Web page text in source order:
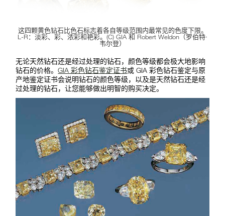
这四颗黄色钻石比色石标志着各自等级范围内最常见的色度下限。
L-R：淡彩、彩、浓彩和艳彩。(C) GIA 和 Robert Weldon（罗伯特·
韦尔登）
无论天然钻石还是经过处理的钻石，颜色等级都会极大地影响
钻石的价格。GIA 彩色钻石鉴定证书或 GIA 彩色钻石鉴定与原
产地鉴定证书会说明钻石的颜色等级，以及是天然钻石还是经
过处理的钻石，让您能够做出明智的购买决定。